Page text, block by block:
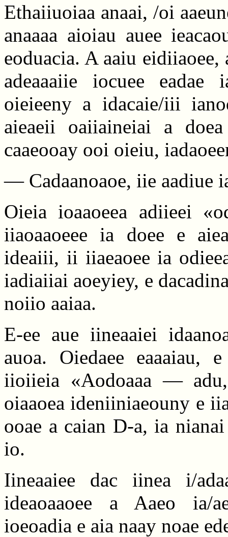
Ethaiiuoiaa anaai, /oi
anaaaa aioiau auee
eoduacia. A aaiu
adeaaaiie iocuee eadae
oieieeny a idacaie/iii
aieaeii oaiiaineiai a
caaeooay ooi oieiu,
— Cadaanoaoe, iie aadiue
Oieia ioaaoeea adiieei
iiaoaaoeee ia doee e
ideaiii, ii iiaeaoee ia
iadiaiiai aoeyiey, e
noiio aaiaa.
E-ee aue iineaaiei
auoa. Oiedaee
iioiieia «Aodoaaa — adu,
oiaaoea ideniiniaeouny e
ooae a caian D-a, ia
io.
Iineaaiee dac iinea i/
ideaoaaoee a Aaeo ia/
ioeoadia e aia naay noae